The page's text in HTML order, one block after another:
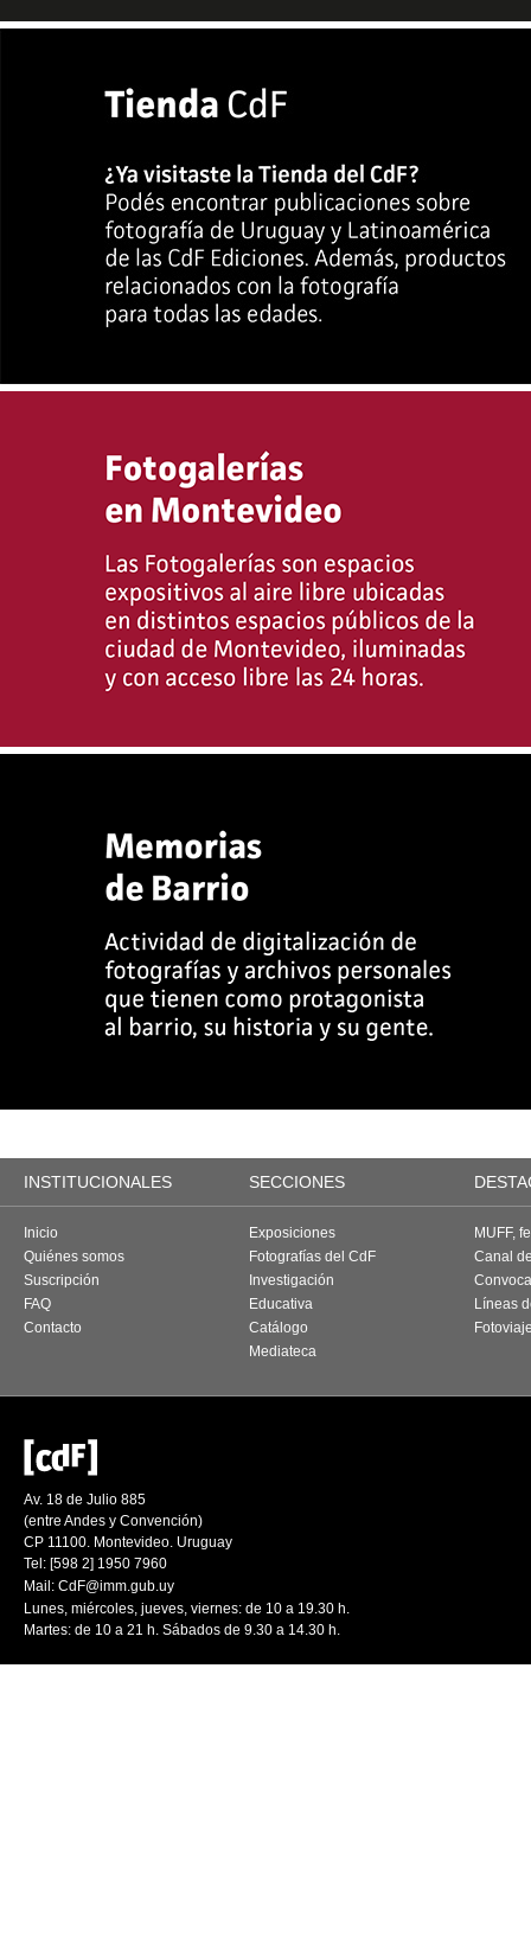
INSTITUCIONALES SECCIONES
Inicio
Quiénes somos
Suscripción
FAQ
Contacto
Exposiciones
Fotografías del CdF
Investigación
Educativa
Catálogo
Mediateca
MUFF,
Canal
Líneas
Av. 18 de Julio 885
(entre Andes y Convención)
CP 11100. Montevideo. Uruguay
Tel: [598 2] 1950 7960
Mail: CdF@imm.gub.uy
Lunes, miércoles, jueves, viernes: de 10 a 19.30 h.
Martes: de 10 a 21 h. Sábados de 9.30 a 14.30 h.